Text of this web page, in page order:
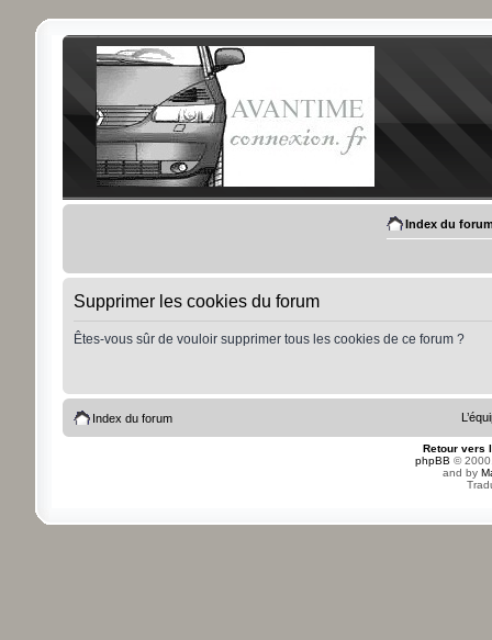
Index du
Supprimer les cookies du forum
Êtes-vous sûr de vouloir supprimer tous les cookies de ce forum ?
Index du forum
Retour vers
phpBB ©
and by